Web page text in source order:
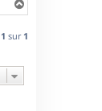
a
t
1 sur 1